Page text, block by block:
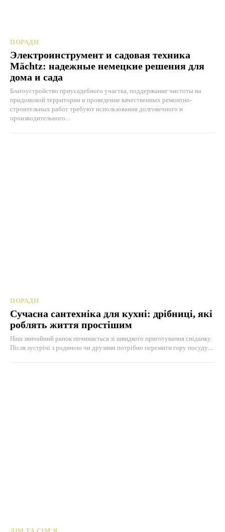
ПОРАДИ
Электроинструмент и садовая техника
Mächtz: надежные немецкие решения для
дома и сада
Благоустройство приусадебного участка, поддержание чистоты на
придомовой территории и проведение качественных ремонтно-
строительных работ требуют использования долговечного и
производительного...
ПОРАДИ
Сучасна сантехніка для кухні: дрібниці, які
роблять життя простішим
Наш звичайний ранок починається зі швидкого приготування сніданку.
Після зустрічі з родиною чи друзями потрібно перемити гору посуду....